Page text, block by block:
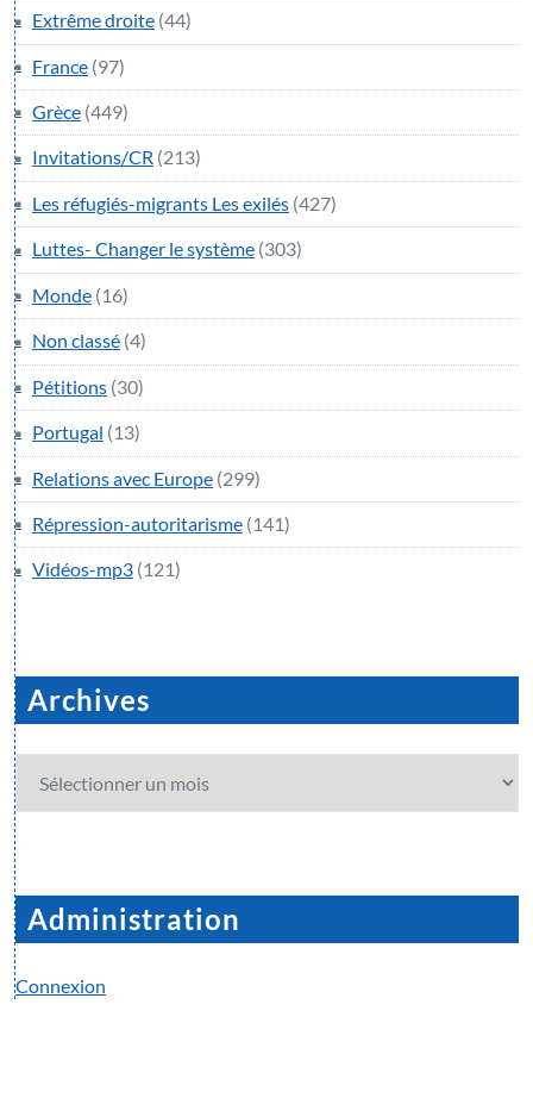
Extrême droite (44)
France (97)
Grèce (449)
Invitations/CR (213)
Les réfugiés-migrants Les exilés (427)
Luttes- Changer le système (303)
Monde (16)
Non classé (4)
Pétitions (30)
Portugal (13)
Relations avec Europe (299)
Répression-autoritarisme (141)
Vidéos-mp3 (121)
Archives
Archives
Administration
Connexion